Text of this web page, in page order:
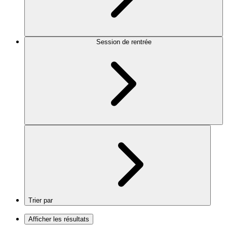
Session de rentrée
Trier par
Afficher les résultats